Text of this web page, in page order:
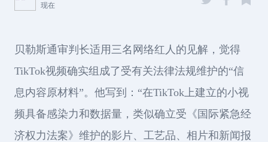
现在
贝勒斯通审判长适用三名网络红人的见解，觉得
TikTok视频确实组成了受有关法律法规维护的“信
息内容原材料”。他写到：“在TikTok上建立的小视
频具备感染力和数据量，类似确立受《国际紧急经
济权力法案》维护的影片、工艺品、相片和新闻报